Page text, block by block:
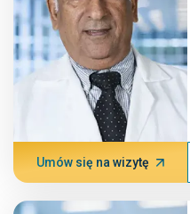
Umów się na wizytę